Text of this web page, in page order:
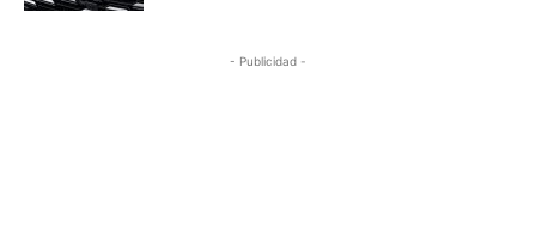
- Publicidad -